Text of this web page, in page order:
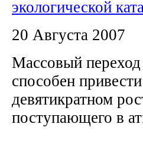
экологической
20 Августа 2007
Массовый
способен
девятикратном
поступающего в